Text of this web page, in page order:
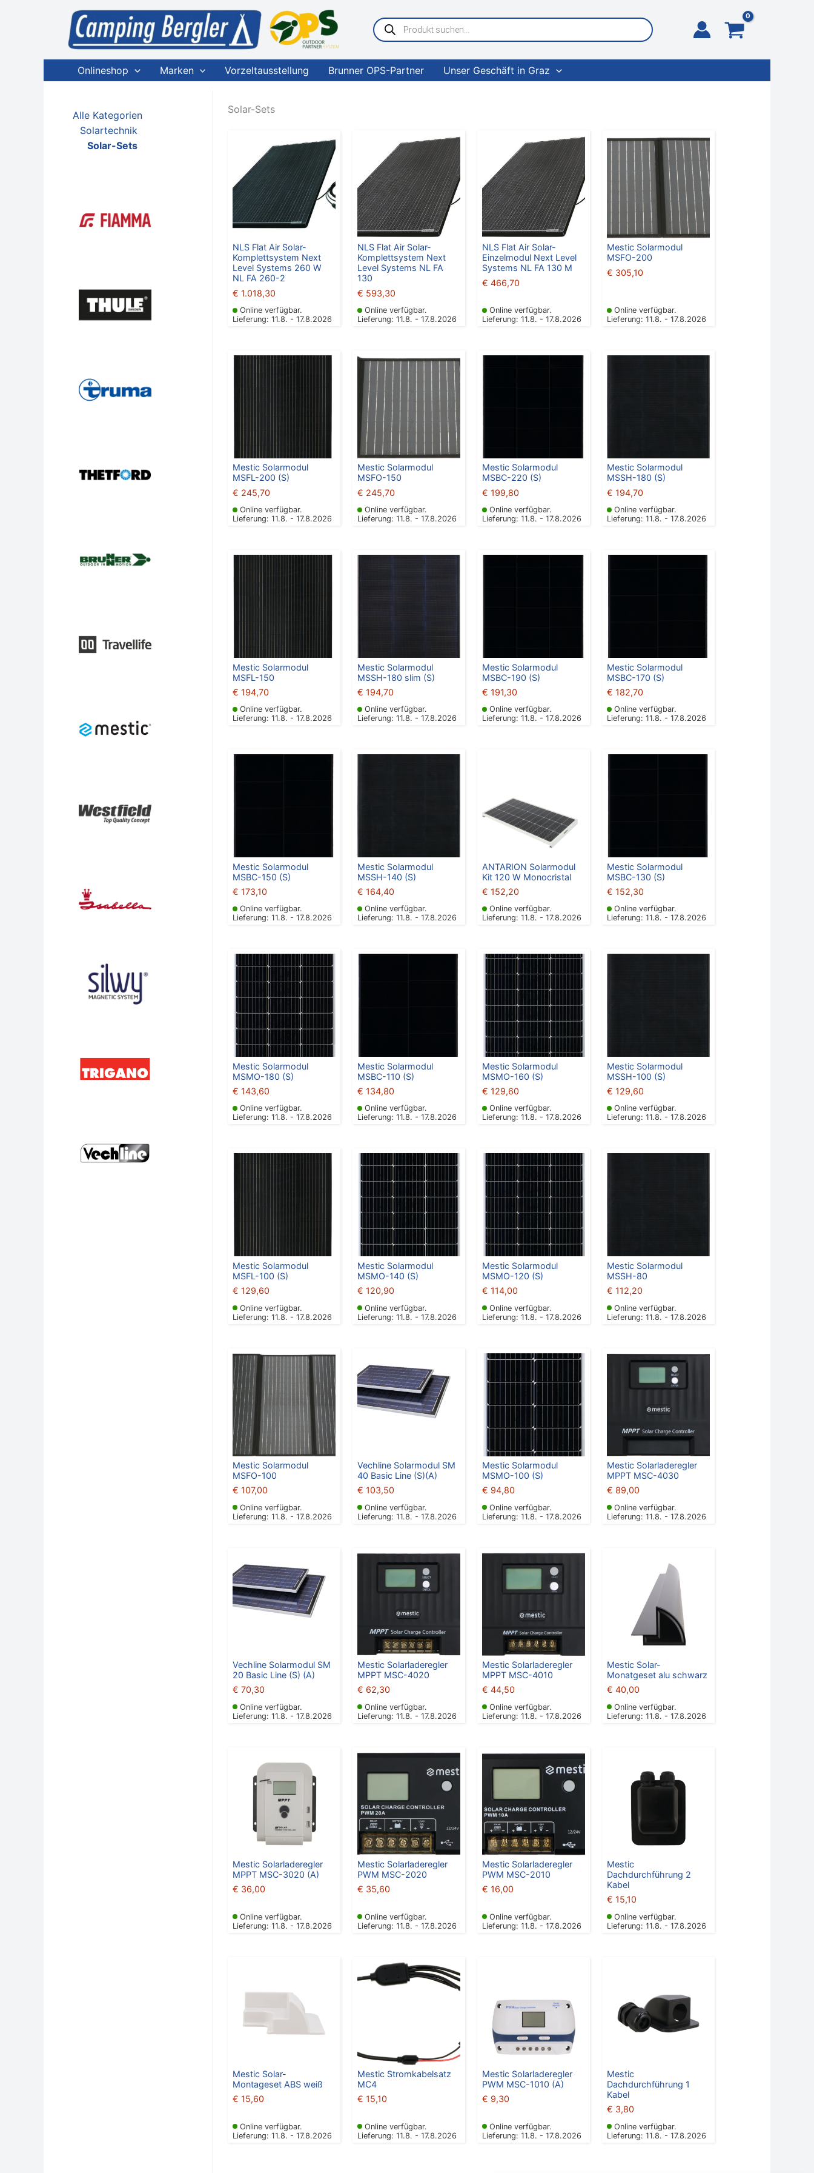
Products
search
Onlineshop Marken Vorzeltausstellung Brunner OPS-Partner Unser Geschäft in Graz
Alle Kategorien
Solartechnik
Solar-Sets
Solar-Sets
NLS Flat Air Solar-
Komplettsystem Next
Level Systems 260 W
NL FA 260-2
€ 1.018,30
Online verfügbar.
Lieferung: 11.8. - 17.8.2026
NLS Flat Air Solar-
Komplettsystem Next
Level Systems NL FA
130
€ 593,30
Online verfügbar.
Lieferung: 11.8. - 17.8.2026
NLS Flat Air Solar-
Einzelmodul Next Level
Systems NL FA 130 M
€ 466,70
Online verfügbar.
Lieferung: 11.8. - 17.8.2026
Mestic Solarmodul
MSFO-200
€ 305,10
Online verfügbar.
Lieferung: 11.8. - 17.8.2026
Mestic Solarmodul
MSFL-200 (S)
€ 245,70
Online verfügbar.
Lieferung: 11.8. - 17.8.2026
Mestic Solarmodul
MSFO-150
€ 245,70
Online verfügbar.
Lieferung: 11.8. - 17.8.2026
Mestic Solarmodul
MSBC-220 (S)
€ 199,80
Online verfügbar.
Lieferung: 11.8. - 17.8.2026
Mestic Solarmodul
MSSH-180 (S)
€ 194,70
Online verfügbar.
Lieferung: 11.8. - 17.8.2026
Mestic Solarmodul
MSFL-150
€ 194,70
Online verfügbar.
Lieferung: 11.8. - 17.8.2026
Mestic Solarmodul
MSSH-180 slim (S)
€ 194,70
Online verfügbar.
Lieferung: 11.8. - 17.8.2026
Mestic Solarmodul
MSBC-190 (S)
€ 191,30
Online verfügbar.
Lieferung: 11.8. - 17.8.2026
Mestic Solarmodul
MSBC-170 (S)
€ 182,70
Online verfügbar.
Lieferung: 11.8. - 17.8.2026
Mestic Solarmodul
MSBC-150 (S)
€ 173,10
Online verfügbar.
Lieferung: 11.8. - 17.8.2026
Mestic Solarmodul
MSSH-140 (S)
€ 164,40
Online verfügbar.
Lieferung: 11.8. - 17.8.2026
ANTARION Solarmodul
Kit 120 W Monocristal
€ 152,20
Online verfügbar.
Lieferung: 11.8. - 17.8.2026
Mestic Solarmodul
MSBC-130 (S)
€ 152,30
Online verfügbar.
Lieferung: 11.8. - 17.8.2026
Mestic Solarmodul
MSMO-180 (S)
€ 143,60
Online verfügbar.
Lieferung: 11.8. - 17.8.2026
Mestic Solarmodul
MSBC-110 (S)
€ 134,80
Online verfügbar.
Lieferung: 11.8. - 17.8.2026
Mestic Solarmodul
MSMO-160 (S)
€ 129,60
Online verfügbar.
Lieferung: 11.8. - 17.8.2026
Mestic Solarmodul
MSSH-100 (S)
€ 129,60
Online verfügbar.
Lieferung: 11.8. - 17.8.2026
Mestic Solarmodul
MSFL-100 (S)
€ 129,60
Online verfügbar.
Lieferung: 11.8. - 17.8.2026
Mestic Solarmodul
MSMO-140 (S)
€ 120,90
Online verfügbar.
Lieferung: 11.8. - 17.8.2026
Mestic Solarmodul
MSMO-120 (S)
€ 114,00
Online verfügbar.
Lieferung: 11.8. - 17.8.2026
Mestic Solarmodul
MSSH-80
€ 112,20
Online verfügbar.
Lieferung: 11.8. - 17.8.2026
Mestic Solarmodul
MSFO-100
€ 107,00
Online verfügbar.
Lieferung: 11.8. - 17.8.2026
Vechline Solarmodul SM
40 Basic Line (S)(A)
€ 103,50
Online verfügbar.
Lieferung: 11.8. - 17.8.2026
Mestic Solarmodul
MSMO-100 (S)
€ 94,80
Online verfügbar.
Lieferung: 11.8. - 17.8.2026
Mestic Solarladeregler
MPPT MSC-4030
€ 89,00
Online verfügbar.
Lieferung: 11.8. - 17.8.2026
Vechline Solarmodul SM
20 Basic Line (S) (A)
€ 70,30
Online verfügbar.
Lieferung: 11.8. - 17.8.2026
Mestic Solarladeregler
MPPT MSC-4020
€ 62,30
Online verfügbar.
Lieferung: 11.8. - 17.8.2026
Mestic Solarladeregler
MPPT MSC-4010
€ 44,50
Online verfügbar.
Lieferung: 11.8. - 17.8.2026
Mestic Solar-
Monatgeset alu schwarz
€ 40,00
Online verfügbar.
Lieferung: 11.8. - 17.8.2026
Mestic Solarladeregler
MPPT MSC-3020 (A)
€ 36,00
Online verfügbar.
Lieferung: 11.8. - 17.8.2026
Mestic Solarladeregler
PWM MSC-2020
€ 35,60
Online verfügbar.
Lieferung: 11.8. - 17.8.2026
Mestic Solarladeregler
PWM MSC-2010
€ 16,00
Online verfügbar.
Lieferung: 11.8. - 17.8.2026
Mestic
Dachdurchführung 2
Kabel
€ 15,10
Online verfügbar.
Lieferung: 11.8. - 17.8.2026
Mestic Solar-
Montageset ABS weiß
€ 15,60
Online verfügbar.
Lieferung: 11.8. - 17.8.2026
Mestic Stromkabelsatz
MC4
€ 15,10
Online verfügbar.
Lieferung: 11.8. - 17.8.2026
Mestic Solarladeregler
PWM MSC-1010 (A)
€ 9,30
Online verfügbar.
Lieferung: 11.8. - 17.8.2026
Mestic
Dachdurchführung 1
Kabel
€ 3,80
Online verfügbar.
Lieferung: 11.8. - 17.8.2026